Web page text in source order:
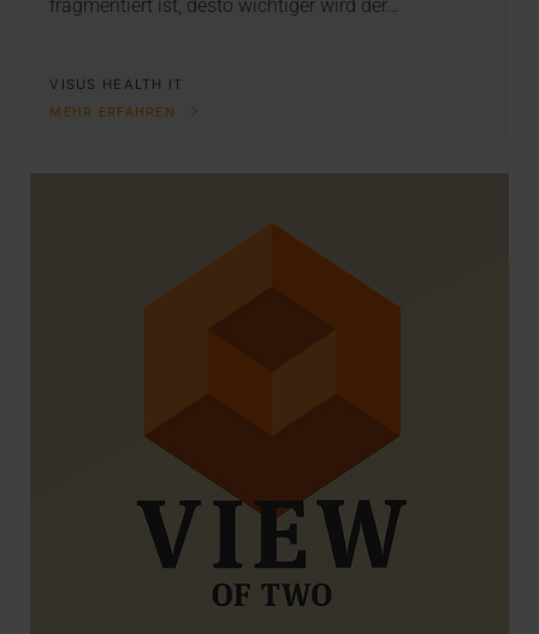
fragmentiert ist, desto wichtiger wird der…
VISUS HEALTH IT
MEHR ERFAHREN